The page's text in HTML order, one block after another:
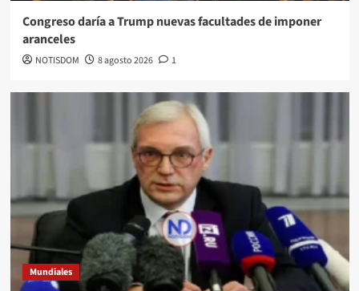
Congreso daría a Trump nuevas facultades de imponer
aranceles
NOTISDOM 8 agosto 2026 1
Mundiales